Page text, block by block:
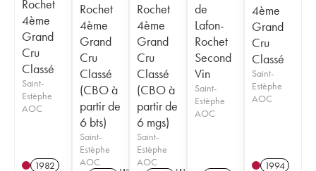
Rochet
4ème
Grand
Cru
Classé
Saint-
Estèphe
AOC
1982
Rochet
4ème
Grand
Cru
Classé
(CBO à
partir de
6 bts)
Saint-
Estèphe
AOC
Rochet
4ème
Grand
Cru
Classé
(CBO à
partir de
6 mgs)
Saint-
Estèphe
AOC
de
Lafon-
Rochet
Second
Vin
Saint-
Estèphe
AOC
4ème
Grand
Cru
Classé
Saint-
Estèphe
AOC
1994